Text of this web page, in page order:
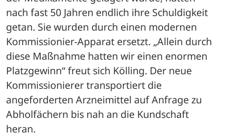
nach fast 50 Jahren endlich ihre Schuldigkeit
getan. Sie wurden durch einen modernen
Kommissionier-Apparat ersetzt. „Allein durch
diese Maßnahme hatten wir einen enormen
Platzgewinn“ freut sich Kölling. Der neue
Kommissionierer transportiert die
angeforderten Arzneimittel auf Anfrage zu
Abholfächern bis nah an die Kundschaft
heran.